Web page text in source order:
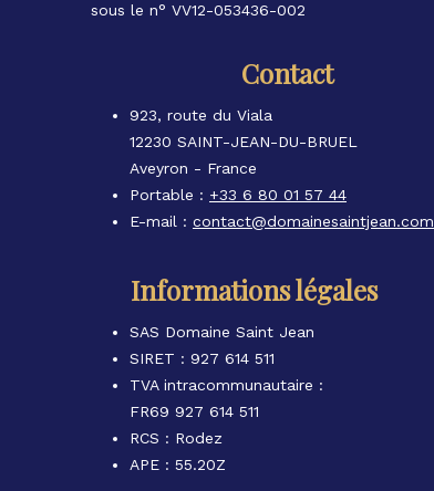
sous le n° VV12-053436-002
Contact
923, route du Viala
12230 SAINT-JEAN-DU-BRUEL
Aveyron - France
Portable : +33 6 80 01 57 44
E-mail : contact@domainesaintjean.com
Informations légales
SAS Domaine Saint Jean
SIRET : 927 614 511
TVA intracommunautaire :
FR69 927 614 511
RCS : Rodez
APE : 55.20Z